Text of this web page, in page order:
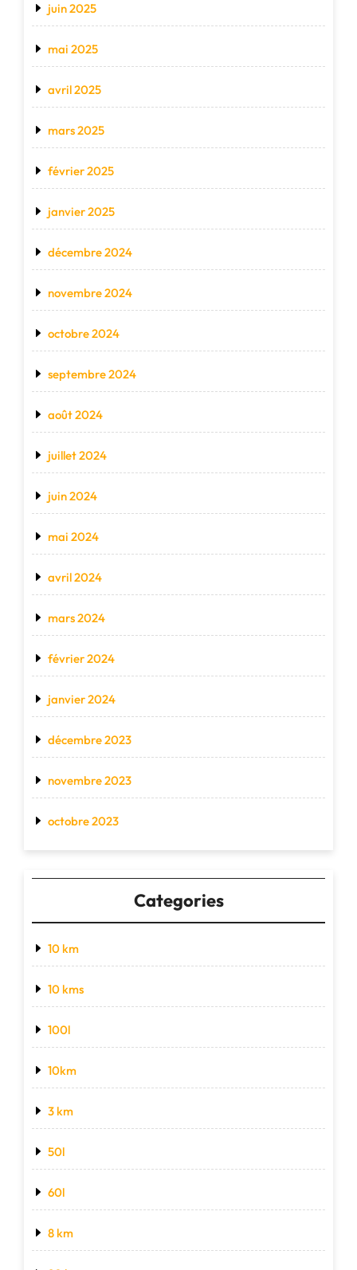
juin 2025
mai 2025
avril 2025
mars 2025
février 2025
janvier 2025
décembre 2024
novembre 2024
octobre 2024
septembre 2024
août 2024
juillet 2024
juin 2024
mai 2024
avril 2024
mars 2024
février 2024
janvier 2024
décembre 2023
novembre 2023
octobre 2023
Categories
10 km
10 kms
100l
10km
3 km
50l
60l
8 km